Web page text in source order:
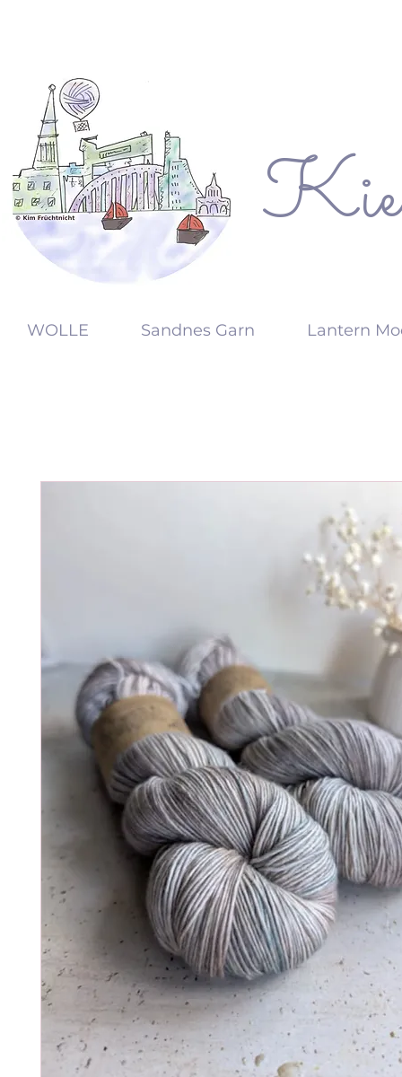
KW
WOLLE Sandnes Garn Lantern